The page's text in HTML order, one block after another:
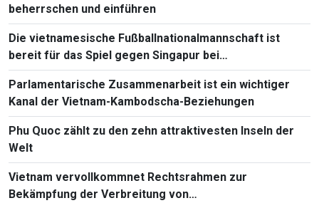
beherrschen und einführen
Die vietnamesische Fußballnationalmannschaft ist
bereit für das Spiel gegen Singapur bei
Südostasienmeisterschaft 2026
Parlamentarische Zusammenarbeit ist ein wichtiger
Kanal der Vietnam-Kambodscha-Beziehungen
Phu Quoc zählt zu den zehn attraktivesten Inseln der
Welt
Vietnam vervollkommnet Rechtsrahmen zur
Bekämpfung der Verbreitung von